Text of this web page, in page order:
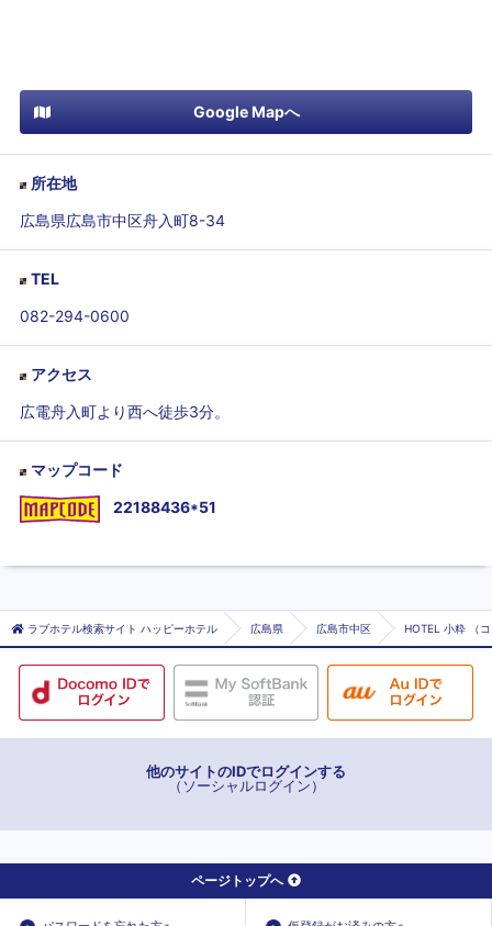
Google Mapへ
所在地
広島県広島市中区舟入町8-34
TEL
082-294-0600
アクセス
広電舟入町より西へ徒歩3分。
マップコード
22188436*51
ラブホテル検索サイト ハッピーホテル 広島県 広島市中区 HOTEL 小粋 （
他のサイトのIDでログインする
（ソーシャルログイン）
ページトップへ